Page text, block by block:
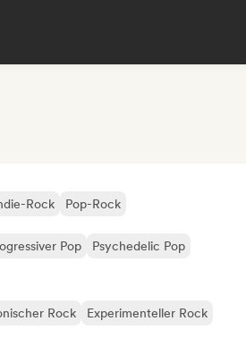
Rock Pop-Rock
Pop
Psychedelic Pop
Rock
Experimenteller Rock